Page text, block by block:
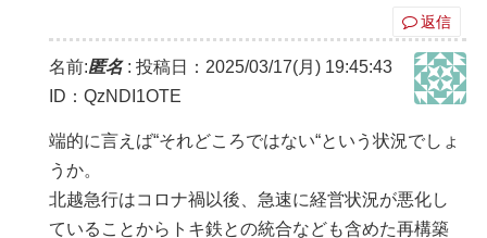
返信
名前:匿名: 投稿日：2025/03/17(月) 19:45:43
ID：QzNDI1OTE
端的に言えば“それどころではない“という状況でしょ
うか。
北越急行はコロナ禍以後、急速に経営状況が悪化し
ていることからトキ鉄との統合なども含めた再構築